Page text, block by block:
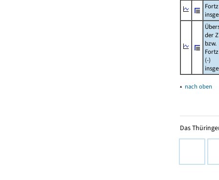
der
bzw.
(-)
▴ nach oben
Das